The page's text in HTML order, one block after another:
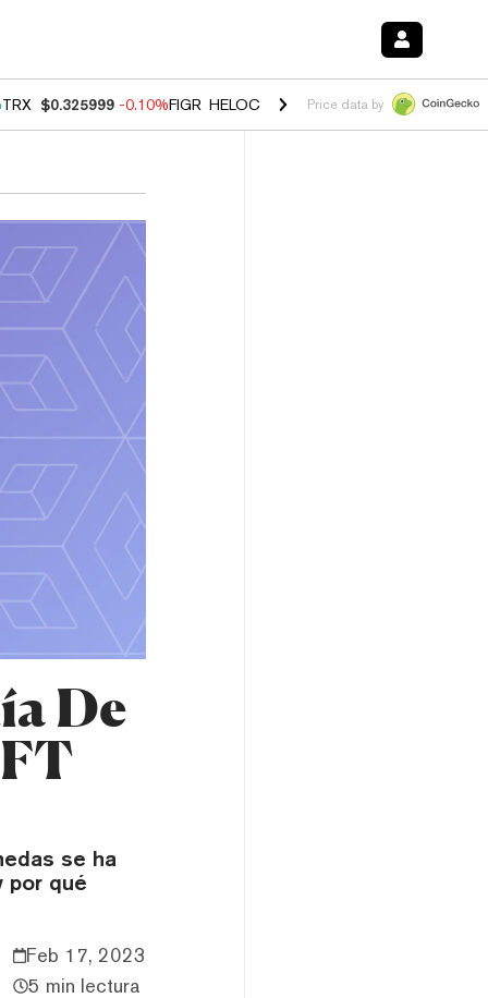
TRX $0.325999 -0.10%FIGR_HELOC $1.02 2.90%HYPE $56.30
Price data by
De
se ha
por qué
Feb 17, 2023
5 min lectura